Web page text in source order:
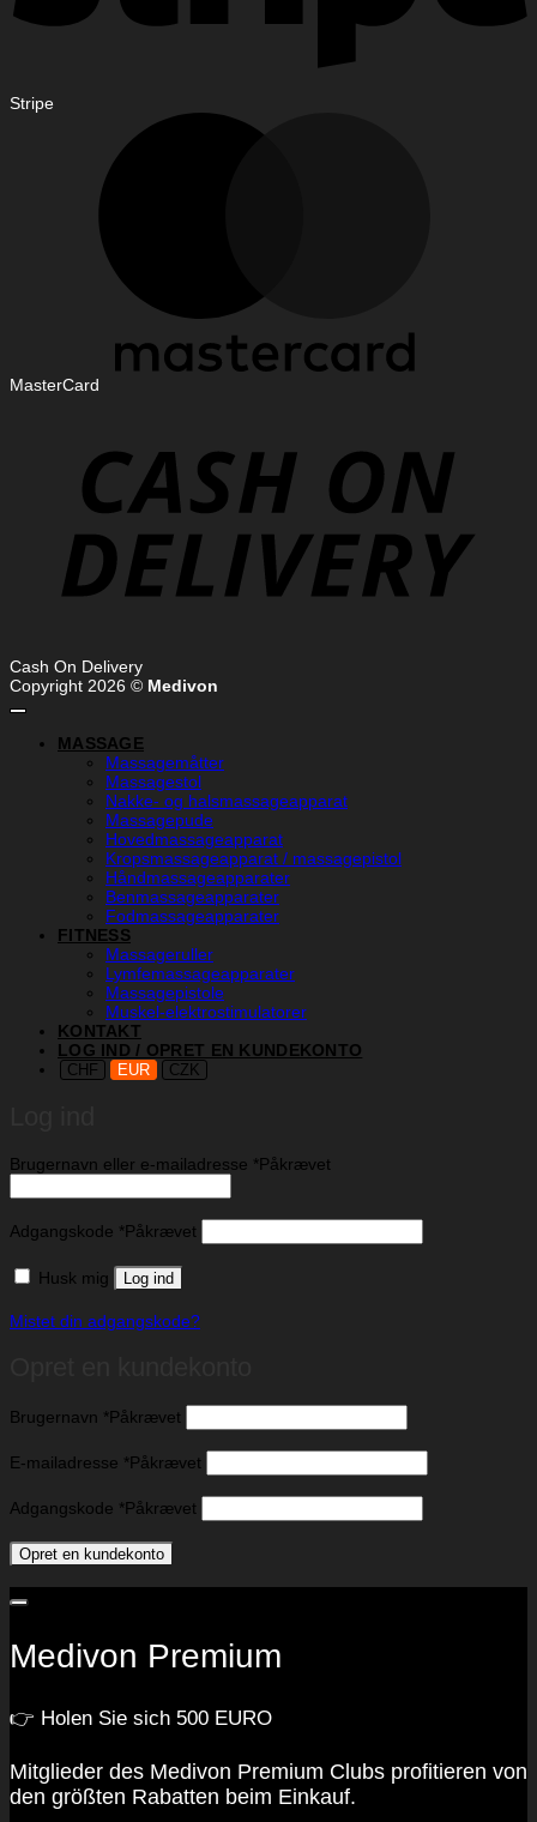
Stripe
MasterCard
Cash On Delivery
Copyright 2026 © Medivon
MASSAGE
Massagemåtter
Massagestol
Nakke- og halsmassageapparat
Massagepude
Hovedmassageapparat
Kropsmassageapparat / massagepistol
Håndmassageapparater
Benmassageapparater
Fodmassageapparater
FITNESS
Massageruller
Lymfemassageapparater
Massagepistole
Muskel-elektrostimulatorer
KONTAKT
LOG IND / OPRET EN KUNDEKONTO
CHF EUR CZK
Brugernavn eller e-mailadresse *Påkrævet
Adgangskode *Påkrævet
Husk mig Log ind
Mistet din adgangskode?
Brugernavn *Påkrævet
E-mailadresse *Påkrævet
Adgangskode *Påkrævet
Opret en kundekonto
Medivon Premium
👉 Holen Sie sich 500 EURO
Mitglieder des Medivon Premium Clubs profitieren von
den größten Rabatten beim Einkauf.